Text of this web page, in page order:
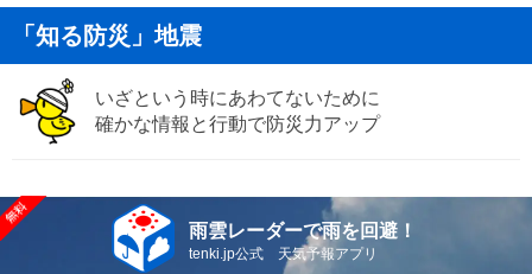
「知る防災」地震
いざという時にあわてないために
確かな情報と行動で防災力アップ
雨雲レーダーで雨を回避！
tenki.jp公式 天気予報アプリ